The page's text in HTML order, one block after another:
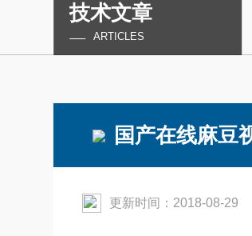
技术文章
ARTICLES
国产在线麻豆
更新时间：2018-08-29